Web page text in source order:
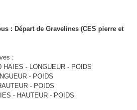
: Départ de Gravelines (CES pierre et
:
HAIES - LONGUEUR - POIDS
- POIDS
- POIDS
- HAUTEUR - POIDS